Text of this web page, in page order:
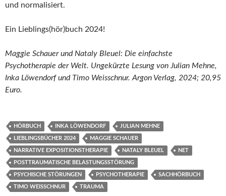
und normalisiert.
Ein Lieblings(hör)buch 2024!
Maggie Schauer und Nataly Bleuel: Die einfachste
Psychotherapie der Welt. Ungekürzte Lesung von Julian Mehne,
Inka Löwendorf und Timo Weisschnur. Argon Verlag, 2024; 20,95
Euro.
HÖRBUCH INKA LÖWENDORF JULIAN MEHNE
LIEBLINGSBÜCHER 2024 MAGGIE SCHAUER
NARRATIVE EXPOSITIONSTHERAPIE NATALY BLEUEL NET
POSTTRAUMATISCHE BELASTUNGSSTÖRUNG
PSYCHISCHE STÖRUNGEN PSYCHOTHERAPIE SACHHÖRBUCH
TIMO WEISSCHNUR TRAUMA